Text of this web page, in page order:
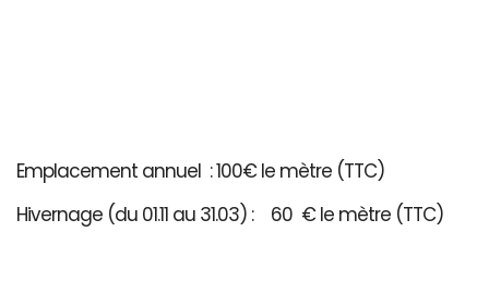
Emplacement annuel : 100€ le mètre (TTC)
Hivernage (du 01.11 au 31.03) : 60 € le mètre (TTC)